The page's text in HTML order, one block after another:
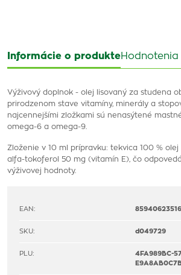
Informácie o produkte
Výživový doplnok - olej lisovaný za studena
prirodzenom stave vitamíny, minerály a
najcennejšími zložkami sú nenasýtené
omega-6 a omega-9.
Zloženie v 10 ml prípravku: tekvica 100 % olej
alfa-tokoferol 50 mg (vitamín E), čo
výživovej hodnoty.
EAN:
SKU: d049729
PLU:
4FA989BC-